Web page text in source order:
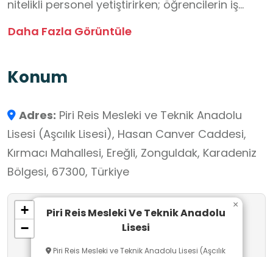
nitelikli personel yetiştirirken; öğrencilerin iş
yaşamına hazırlanmasını sağlayan staj ve iş
bireyler olarak yetişmesini amaçlayan okul,
eğitim anlayışı benimser.
Daha Fazla Görüntüle
Konum
Adres: Piri Reis Mesleki ve Teknik Anadolu
Lisesi (Aşcılık Lisesi), Hasan Canver Caddesi,
Kırmacı Mahallesi, Ereğli, Zonguldak, Karadeniz
Bölgesi, 67300, Türkiye
Piri Reis Mesleki Ve Teknik Anadolu
Lisesi
Piri Reis Mesleki ve Teknik Anadolu Lisesi (Aşcılık
×
+
−